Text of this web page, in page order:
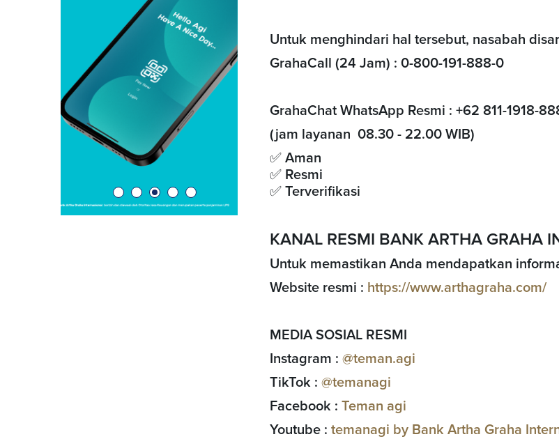
Untuk menghindari hal tersebut, nasabah
GrahaCall (24 Jam) : 0-800-191-888-0
GrahaChat WhatsApp Resmi : +62 811-1918-
(jam layanan 08.30 - 22.00 WIB)
✅ Aman
✅ Resmi
✅ Terverifikasi
KANAL RESMI BANK ARTHA GRAHA
Untuk memastikan Anda mendapatkan
Website resmi : https://www.arthagraha.com/
MEDIA SOSIAL RESMI
Instagram : @teman.agi
TikTok : @temanagi
Facebook : Teman agi
Youtube : temanagi by Bank Artha Graha